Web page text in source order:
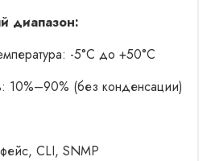
диапазон:
-5°C до +50°C
10%–90% (без конденсации)
CLI, SNMP